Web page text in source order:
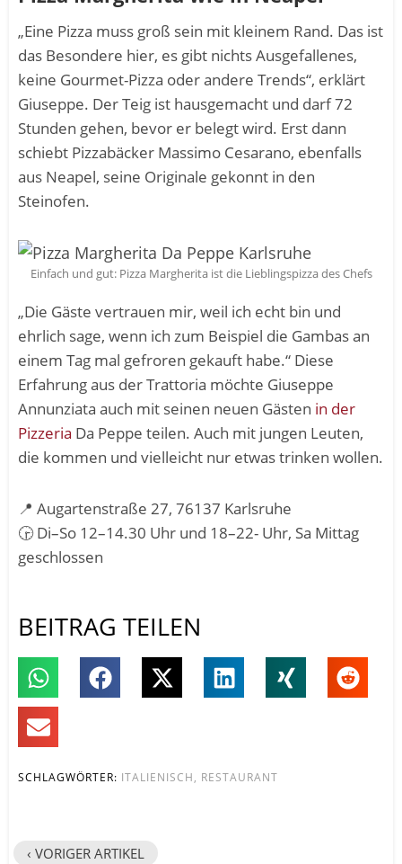
„Eine Pizza muss groß sein mit kleinem Rand. Das ist
das Besondere hier, es gibt nichts Ausgefallenes,
keine Gourmet-Pizza oder andere Trends“, erklärt
Giuseppe. Der Teig ist hausgemacht und darf 72
Stunden gehen, bevor er belegt wird. Erst dann
schiebt Pizzabäcker Massimo Cesarano, ebenfalls
aus Neapel, seine Originale gekonnt in den
Steinofen.
Einfach und gut: Pizza Margherita ist die Lieblingspizza des Chefs
„Die Gäste vertrauen mir, weil ich echt bin und
ehrlich sage, wenn ich zum Beispiel die Gambas an
einem Tag mal gefroren gekauft habe.“ Diese
Erfahrung aus der Trattoria möchte Giuseppe
Annunziata auch mit seinen neuen Gästen in der
Pizzeria Da Peppe teilen. Auch mit jungen Leuten,
die kommen und vielleicht nur etwas trinken wollen.
📍 Augartenstraße 27, 76137 Karlsruhe
🕞Di–So 12–14.30 Uhr und 18–22- Uhr, Sa Mittag
geschlossen
BEITRAG TEILEN
SCHLAGWÖRTER: ITALIENISCH, RESTAURANT
‹ VORIGER ARTIKEL